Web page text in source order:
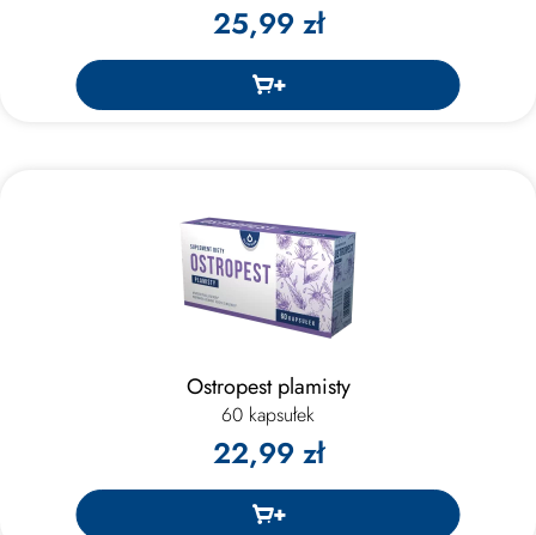
25,99 zł
Ostropest plamisty
60 kapsułek
22,99 zł